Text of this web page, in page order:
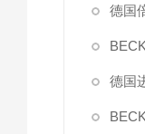
德国
德国